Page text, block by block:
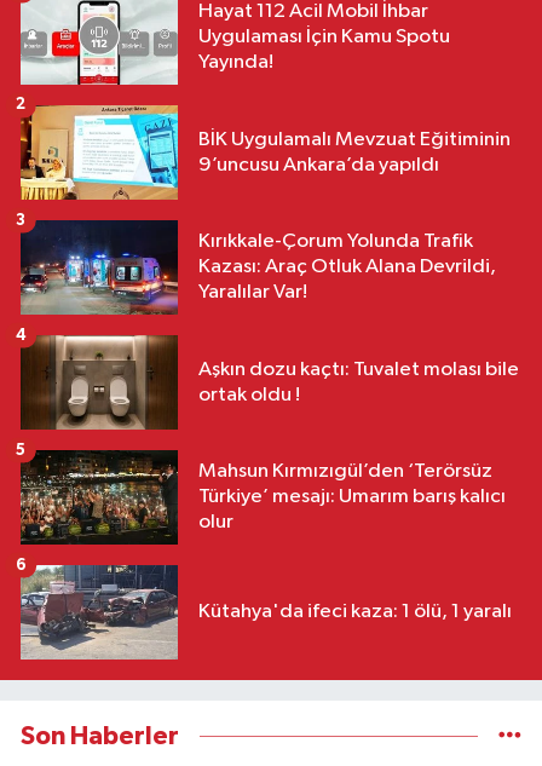
Hayat 112 Acil Mobil İhbar
Uygulaması İçin Kamu Spotu
Yayında!
BİK Uygulamalı Mevzuat Eğitiminin
9’uncusu Ankara’da yapıldı
2
Kırıkkale-Çorum Yolunda Trafik
Kazası: Araç Otluk Alana Devrildi,
Yaralılar Var!
3
Aşkın dozu kaçtı: Tuvalet molası bile
ortak oldu !
4
Mahsun Kırmızıgül’den ‘Terörsüz
Türkiye’ mesajı: Umarım barış kalıcı
olur
5
Kütahya'da ifeci kaza: 1 ölü, 1 yaralı
6
Son Haberler